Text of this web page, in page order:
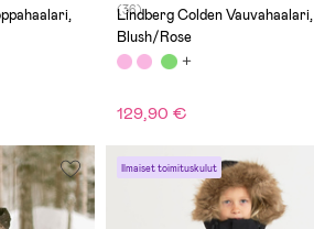
(36)
Lindberg Colden Vauvahaalari,
Blush/Rose
129,90 €
Ilmaiset toimituskulut